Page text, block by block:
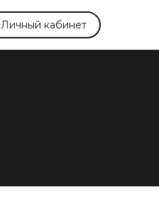
Личный кабинет